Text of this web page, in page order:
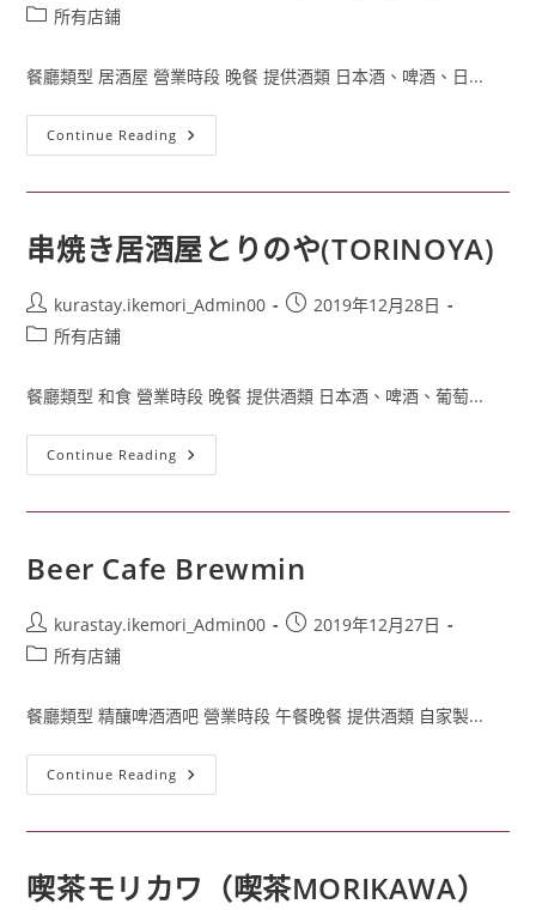
所有店鋪
餐廳類型 居酒屋 營業時段 晚餐 提供酒類 日本酒、啤酒、日...
Continue Reading
串焼き居酒屋とりのや(TORINOYA)
kurastay.ikemori_Admin00
2019年12月28日
所有店鋪
餐廳類型 和食 營業時段 晚餐 提供酒類 日本酒、啤酒、葡萄...
Continue Reading
Beer Cafe Brewmin
kurastay.ikemori_Admin00
2019年12月27日
所有店鋪
餐廳類型 精釀啤酒酒吧 營業時段 午餐晚餐 提供酒類 自家製...
Continue Reading
喫茶モリカワ（喫茶MORIKAWA）